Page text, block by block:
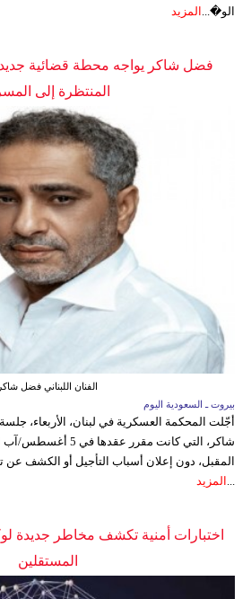
الو�... المزيد
فضل شاكر يواجه محطة قضائية
المنتظرة إلى
الفنان اللبناني فضل شاكر
بيروت ـ السعودية اليوم
أجّلت المحكمة العسكرية في لبنان، الأربعاء،
المقبل، دون إعلان أسباب التأجيل أو الكشف عن
المزيد
اختبارات أمنية تكشف مخاطر جديدة
المستقلين